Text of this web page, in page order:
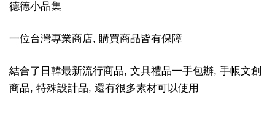
德德小品集
一位台灣專業商店, 購買商品皆有保障
結合了日韓最新流行商品, 文具禮品一手包辦, 手帳文創
商品, 特殊設計品, 還有很多素材可以使用